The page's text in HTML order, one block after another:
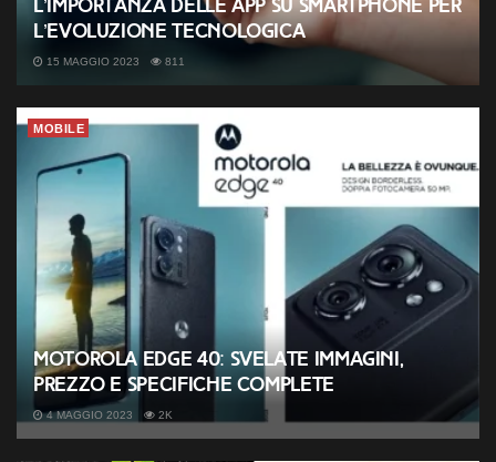
L’importanza delle app su smartphone per
l’evoluzione tecnologica
15 MAGGIO 2023 811
MOBILE
Motorola Edge 40: svelate immagini,
prezzo e specifiche complete
4 MAGGIO 2023 2K